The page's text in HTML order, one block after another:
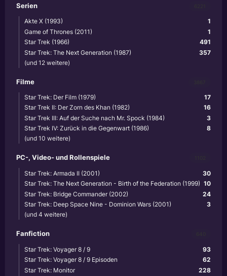
Serien
1
Akte X (1993)
1
Game of Thrones (2011)
491
Star Trek (1966)
357
Star Trek: The Next Generation (1987)
(und 12 weitere)
Filme
17
Star Trek: Der Film (1979)
16
Star Trek II: Der Zorn des Khan (1982)
3
Star Trek III: Auf der Suche nach Mr. Spock (1984)
8
Star Trek IV: Zurück in die Gegenwart (1986)
(und 10 weitere)
PC-, Video- und Rollenspiele
30
Star Trek: Armada II (2001)
10
Star Trek: The Next Generation - Birth of the Federation (1999)
24
Star Trek: Bridge Commander (2002)
3
Star Trek: Deep Space Nine - Dominion Wars (2001)
(und 4 weitere)
Fanfiction
93
Star Trek: Voyager 8 / 9
62
Star Trek: Voyager 8 / 9 Episoden
228
Star Trek: Monitor